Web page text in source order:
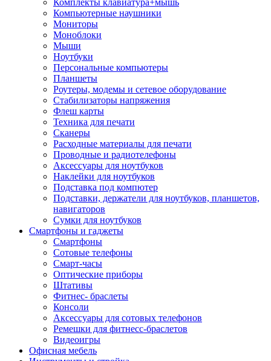
Комплекты клавиатура+мышь
Компьютерные наушники
Мониторы
Моноблоки
Мыши
Ноутбуки
Персональные компьютеры
Планшеты
Роутеры, модемы и сетевое оборудование
Стабилизаторы напряжения
Флеш карты
Техника для печати
Сканеры
Расходные материалы для печати
Проводные и радиотелефоны
Аксессуары для ноутбуков
Наклейки для ноутбуков
Подставка под компютер
Подставки, держатели для ноутбуков, планшетов,
навигаторов
Сумки для ноутбуков
Смартфоны и гаджеты
Смартфоны
Сотовые телефоны
Смарт-часы
Оптические приборы
Штативы
Фитнес- браслеты
Консоли
Аксессуары для сотовых телефонов
Ремешки для фитнесс-браслетов
Видеоигры
Офисная мебель